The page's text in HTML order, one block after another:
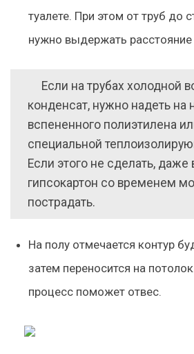
туалете. При этом от труб до
нужно выдержать
Если на трубах холодной
конденсат, нужно надеть на
вспененного полиэтилена
специальной
Если этого не сделать, даже
гипсокартон со временем
пострадать.
На полу отмечается контур
затем переносится на
процесс поможет отвес.